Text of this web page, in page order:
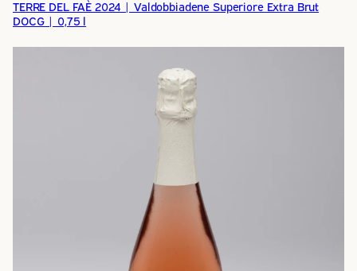
TERRE DEL FAÈ 2024 | Valdobbiadene Superiore Extra Brut
DOCG | 0,75 l